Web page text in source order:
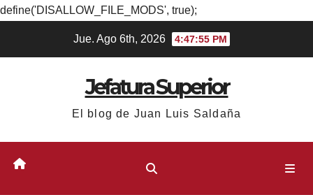
define('DISALLOW_FILE_MODS', true);
Jue. Ago 6th, 2026 4:47:56 PM
Jefatura Superior
El blog de Juan Luis Saldaña